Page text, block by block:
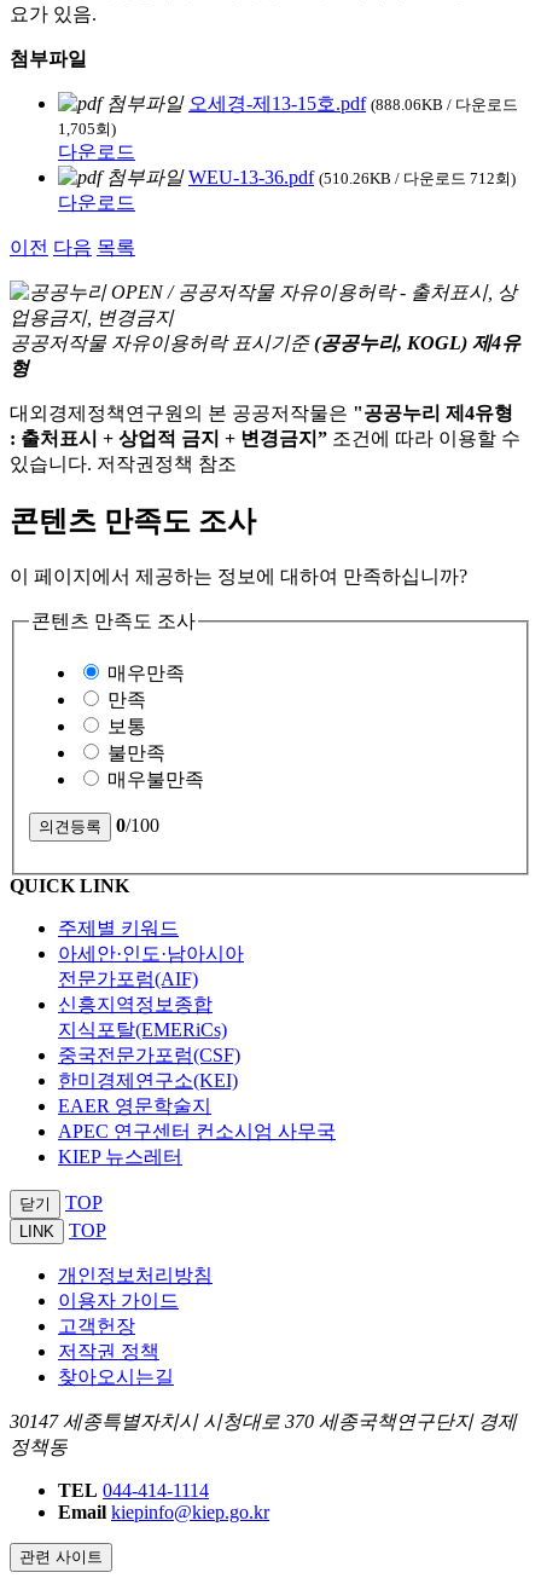
요가 있음.
첨부파일
오세경-제13-15호.pdf (888.06KB / 다운로드
1,705회)
다운로드
WEU-13-36.pdf (510.26KB / 다운로드 712회)
다운로드
이전 다음 목록
공공저작물 자유이용허락 표시기준 (공공누리, KOGL) 제4유
형
대외경제정책연구원의 본 공공저작물은 "공공누리 제4유형
: 출처표시 + 상업적 금지 + 변경금지” 조건에 따라 이용할 수
있습니다. 저작권정책 참조
콘텐츠 만족도 조사
이 페이지에서 제공하는 정보에 대하여 만족하십니까?
콘텐츠 만족도 조사
매우만족
만족
보통
불만족
매우불만족
0/100
QUICK LINK
주제별 키워드
아세안·인도·남아시아
전문가포럼(AIF)
신흥지역정보종합
지식포탈(EMERiCs)
중국전문가포럼(CSF)
한미경제연구소(KEI)
EAER 영문학술지
APEC 연구센터 컨소시엄 사무국
KIEP 뉴스레터
닫기 TOP
LINK TOP
개인정보처리방침
이용자 가이드
고객헌장
저작권 정책
찾아오시는길
30147 세종특별자치시 시청대로 370 세종국책연구단지 경제
정책동
TEL 044-414-1114
Email kiepinfo@kiep.go.kr
관련 사이트